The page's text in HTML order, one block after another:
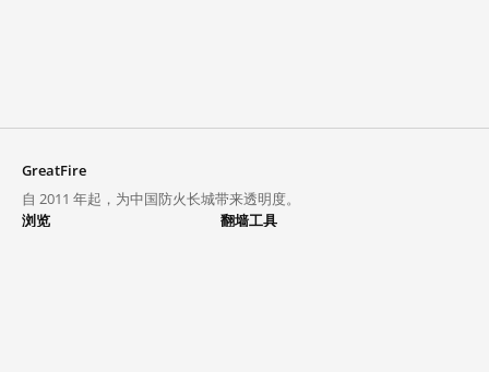
GreatFire
自 2011 年起，为中国防火长城带来透明度。
浏览
翻墙工具